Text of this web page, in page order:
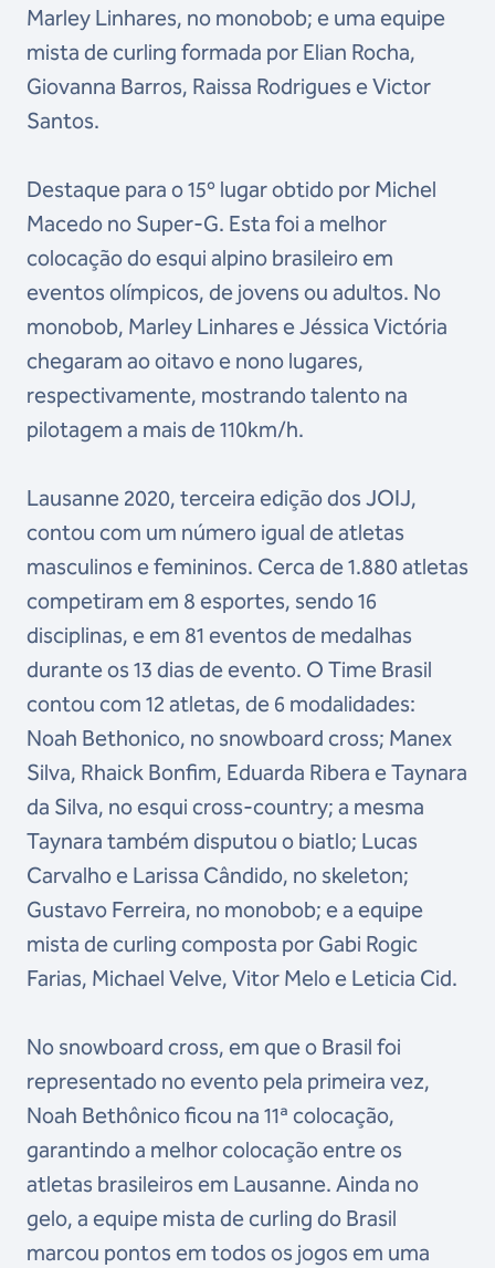
Marley Linhares, no monobob; e uma equipe
mista de curling formada por Elian Rocha,
Giovanna Barros, Raissa Rodrigues e Victor
Santos.
Destaque para o 15º lugar obtido por Michel
Macedo no Super-G. Esta foi a melhor
colocação do esqui alpino brasileiro em
eventos olímpicos, de jovens ou adultos. No
monobob, Marley Linhares e Jéssica Victória
chegaram ao oitavo e nono lugares,
respectivamente, mostrando talento na
pilotagem a mais de 110km/h.
Lausanne 2020, terceira edição dos JOIJ,
contou com um número igual de atletas
masculinos e femininos. Cerca de 1.880 atletas
competiram em 8 esportes, sendo 16
disciplinas, e em 81 eventos de medalhas
durante os 13 dias de evento. O Time Brasil
contou com 12 atletas, de 6 modalidades:
Noah Bethonico, no snowboard cross; Manex
Silva, Rhaick Bonfim, Eduarda Ribera e Taynara
da Silva, no esqui cross-country; a mesma
Taynara também disputou o biatlo; Lucas
Carvalho e Larissa Cândido, no skeleton;
Gustavo Ferreira, no monobob; e a equipe
mista de curling composta por Gabi Rogic
Farias, Michael Velve, Vitor Melo e Leticia Cid.
No snowboard cross, em que o Brasil foi
representado no evento pela primeira vez,
Noah Bethônico ficou na 11ª colocação,
garantindo a melhor colocação entre os
atletas brasileiros em Lausanne. Ainda no
gelo, a equipe mista de curling do Brasil
marcou pontos em todos os jogos em uma